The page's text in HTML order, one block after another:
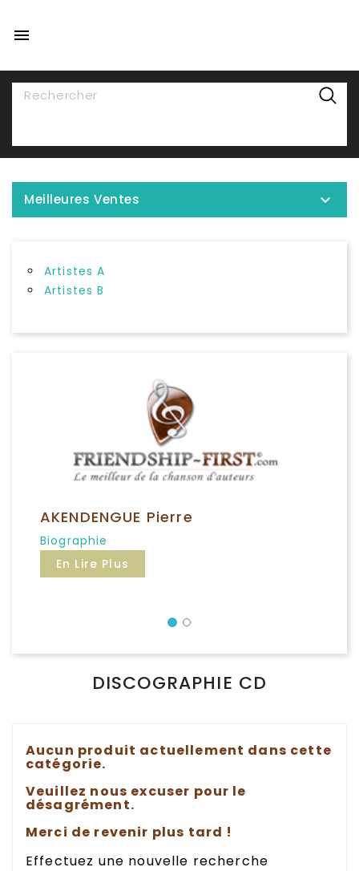

Meilleures Ventes 
Artistes A
Artistes B
AKENDENGUE Pierre
Biographie
En Lire Plus
DISCOGRAPHIE CD
Aucun produit actuellement dans cette
catégorie.
Veuillez nous excuser pour le
désagrément.
Merci de revenir plus tard !
Effectuez une nouvelle recherche